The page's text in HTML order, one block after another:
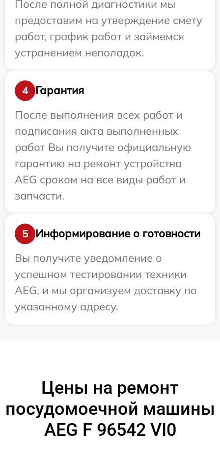
После полной диагностики мы
предоставим на утверждение смету
работ, график работ и займемся
устранением неполадок.
4
Гарантия
После выполнения всех работ и
подписания акта выполненных
работ Вы получите официальную
гарантию на ремонт устройства
AEG сроком на все виды работ и
запчасти.
5
Информирование о готовности
Вы получите уведомление о
успешном тестировании техники
AEG, и мы организуем доставку по
указанному адресу.
Цены на ремонт
посудомоечной машины
AEG F 96542 VI0